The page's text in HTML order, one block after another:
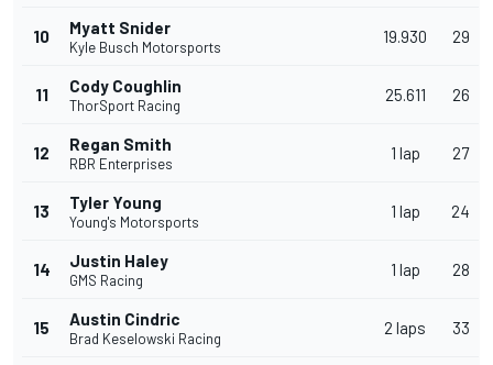
10 Myatt Snider
Kyle Busch Motorsports
19.930 29
11 Cody Coughlin
ThorSport Racing
25.611 26
12 Regan Smith
RBR Enterprises
1 lap 27
13 Tyler Young
Young's Motorsports
1 lap 24
14 Justin Haley
GMS Racing
1 lap 28
15 Austin Cindric
Brad Keselowski Racing
2 laps 33